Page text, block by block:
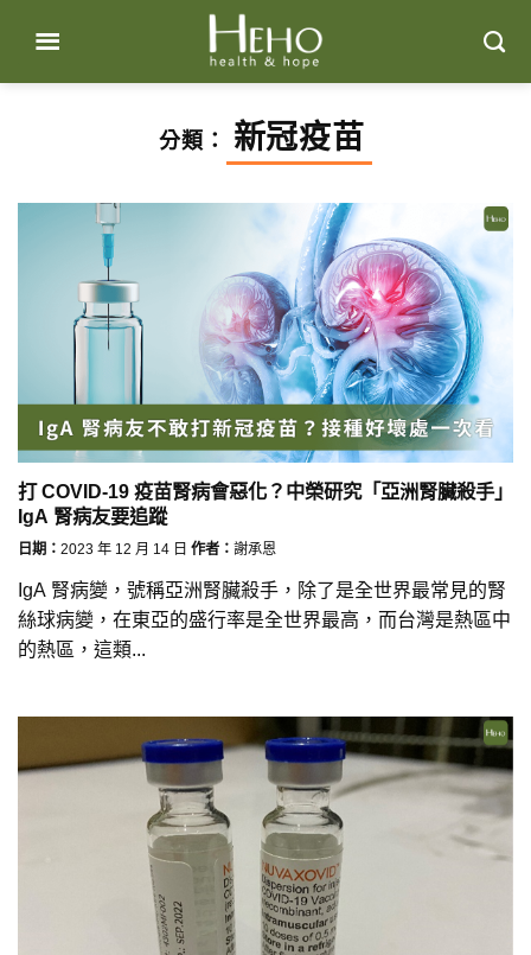
content
分類： 新冠疫苗
打 COVID-19 疫苗腎病會惡化？中榮研究「亞洲腎臟殺手」
IgA 腎病友要追蹤
日期： 2023 年 12 月 14 日 作者： 謝承恩
IgA 腎病變，號稱亞洲腎臟殺手，除了是全世界最常見的腎
絲球病變，在東亞的盛行率是全世界最高，而台灣是熱區中
的熱區，這類...